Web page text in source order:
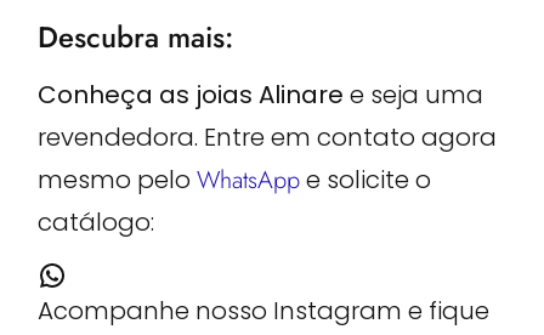
Descubra mais:
Conheça as joias Alinare e seja uma
revendedora. Entre em contato agora
mesmo peloWhatsAppe solicite o
catálogo:
Acompanhe nosso Instagram e fique